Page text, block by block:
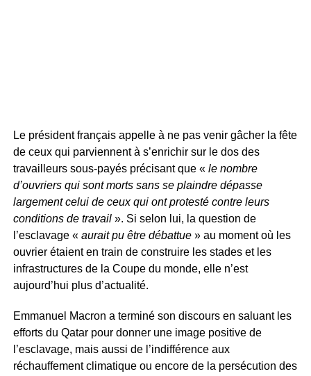
Le président français appelle à ne pas venir gâcher la fête
de ceux qui parviennent à s’enrichir sur le dos des
travailleurs sous-payés précisant que « le nombre
d’ouvriers qui sont morts sans se plaindre dépasse
largement celui de ceux qui ont protesté contre leurs
conditions de travail». Si selon lui, la question de
l’esclavage « aurait pu être débattue» au moment où les
ouvrier étaient en train de construire les stades et les
infrastructures de la Coupe du monde, elle n’est
aujourd’hui plus d’actualité.
Emmanuel Macron a terminé son discours en saluant les
efforts du Qatar pour donner une image positive de
l’esclavage, mais aussi de l’indifférence aux
réchauffement climatique ou encore de la persécution des